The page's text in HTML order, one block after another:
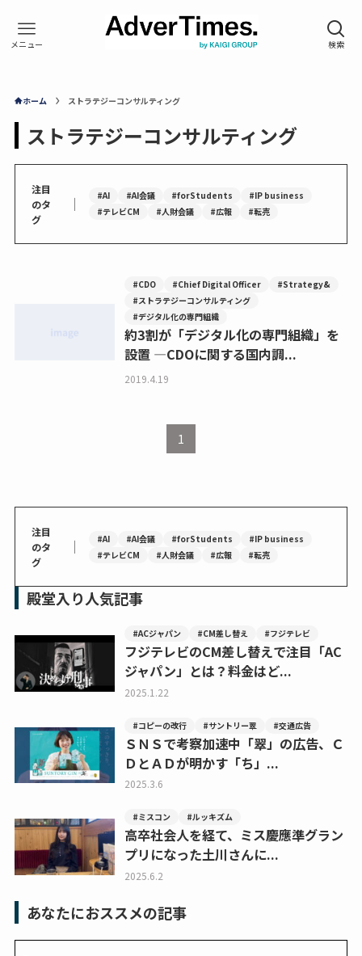
ホーム ストラテジーコンサルティング
ストラテジーコンサルティング
注目
のタ
グ
｜ #AI #AI会議 #forStudents
#IP business
#テレビCM
#人財会議 #広報 #転売
#CDO #Chief Digital Officer
#Strategy&
#ストラテジーコンサルティング
#デジタル化の専門組織
約3割が「デジタル化の専門組織」を
設置 —CDOに関する国内調...
2019.4.19
1
注目
のタ
グ
｜ #AI #AI会議 #forStudents
#IP business
#テレビCM
#人財会議 #広報 #転売
殿堂入り人気記事
#ACジャパン #CM差し替え #フジテレビ
フジテレビのCM差し替えで注目「AC
ジャパン」とは？料金はど...
2025.1.22
#コピーの改行 #サントリー翠 #交通広告
ＳＮＳで考察加速中「翠」の広告、Ｃ
ＤとＡＤが明かす「ち」...
2025.3.6
#ミスコン #ルッキズム
高卒社会人を経て、ミス慶應準グラン
プリになった土川さんに...
2025.6.2
あなたにおススメの記事